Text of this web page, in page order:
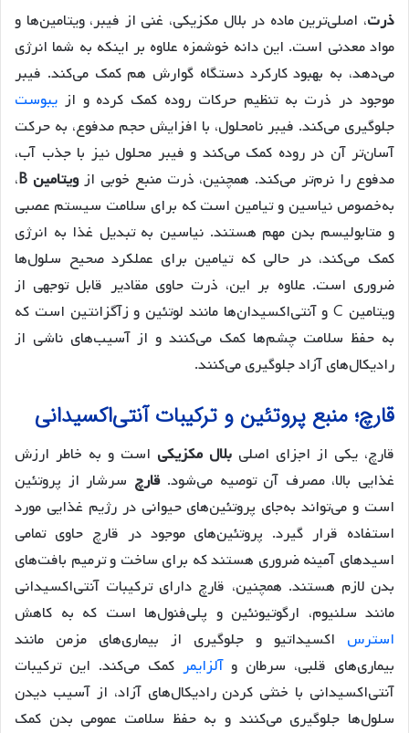
ذرت، اصلی‌ترین ماده در بلال مکزیکی، غنی از فیبر، ویتامین‌ها و
مواد معدنی است. این دانه خوشمزه علاوه بر اینکه به شما انرژی
می‌دهد، به بهبود کارکرد دستگاه گوارش هم کمک می‌کند. فیبر
موجود در ذرت به تنظیم حرکات روده کمک کرده و از یبوست
جلوگیری می‌کند. فیبر نامحلول، با افزایش حجم مدفوع، به حرکت
آسان‌تر آن در روده کمک می‌کند و فیبر محلول نیز با جذب آب،
مدفوع را نرم‌تر می‌کند. همچنین، ذرت منبع خوبی ازویتامین B
،
به‌خصوص نیاسین و تیامین است که برای سلامت سیستم عصبی
و متابولیسم بدن مهم هستند. نیاسین به تبدیل غذا به انرژی
کمک می‌کند، در حالی که تیامین برای عملکرد صحیح سلول‌ها
ضروری است. علاوه بر این، ذرت حاوی مقادیر قابل توجهی از
ویتامین C و آنتی‌اکسیدان‌ها مانند لوتئین و زآگزانتین است که
به حفظ سلامت چشم‌ها کمک می‌کنند و از آسیب‌های ناشی از
رادیکال‌های آزاد جلوگیری می‌کنند.
قارچ؛ منبع پروتئین و ترکیبات آنتی‌اکسیدانی
قارچ، یکی از اجزای اصلی بلال مکزیکی است و به خاطر ارزش
غذایی بالا، مصرف آن توصیه می‌شود.قارچ سرشار از پروتئین
است و می‌تواند به‌جای پروتئین‌های حیوانی در رژیم غذایی مورد
استفاده قرار گیرد. پروتئین‌های موجود در قارچ حاوی تمامی
اسیدهای آمینه ضروری هستند که برای ساخت و ترمیم بافت‌های
بدن لازم هستند. همچنین، قارچ دارای ترکیبات آنتی‌اکسیدانی
مانند سلنیوم، ارگوتیونئین و پلی‌فنول‌ها است که به کاهش
استرس اکسیداتیو و جلوگیری از بیماری‌های مزمن مانند
بیماری‌های قلبی، سرطان وآلزایمر کمک می‌کند. این ترکیبات
آنتی‌اکسیدانی با خنثی کردن رادیکال‌های آزاد، از آسیب دیدن
سلول‌ها جلوگیری می‌کنند و به حفظ سلامت عمومی بدن کمک